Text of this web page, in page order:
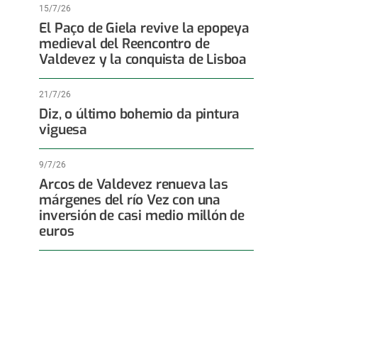
15/7/26
El Paço de Giela revive la epopeya
medieval del Reencontro de
Valdevez y la conquista de Lisboa
21/7/26
Diz, o último bohemio da pintura
viguesa
9/7/26
Arcos de Valdevez renueva las
márgenes del río Vez con una
inversión de casi medio millón de
euros